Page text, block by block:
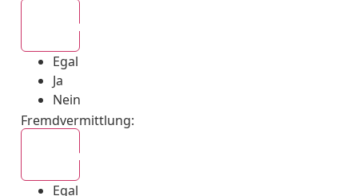
Egal
Ja
Nein
Fremdvermittlung:
Egal